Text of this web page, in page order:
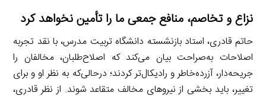
نزاع و تخاصم، منافع جمعی ما را تأمین نخواهد کرد
حاتم قادری، استاد بازنشسته دانشگاه تربیت مدرس، با نقد تجربه
اصلاحات به‌صراحت بیان می‌کند که اصلاح‌طلبان، مخالفان را
جریحه‌دار، آزرده‌خاطر و رادیکال‌تر کردند؛ درحالی‌که به‌ نظر او و برای
تغییر، باید بخشی از نیروهای مخالف متقاعد شوند. از نظر قادری،